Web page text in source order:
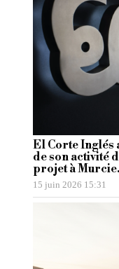
El Corte Inglés
de son activité
projet à Murcie.
15 juin 2026 15:31